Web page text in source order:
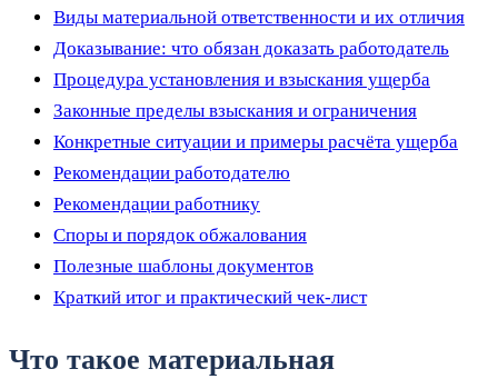
Виды материальной ответственности и их отличия
Доказывание: что обязан доказать работодатель
Процедура установления и взыскания ущерба
Законные пределы взыскания и ограничения
Конкретные ситуации и примеры расчёта ущерба
Рекомендации работодателю
Рекомендации работнику
Споры и порядок обжалования
Полезные шаблоны документов
Краткий итог и практический чек‑лист
Что такое материальная